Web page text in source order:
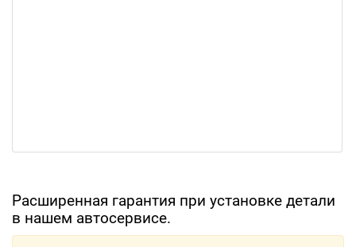
Расширенная гарантия при установке детали
в нашем автосервисе.